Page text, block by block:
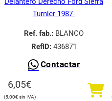
Turnier 1987-
Ref. fab.: BLANCO
RefID:436871
Contactar
6,05€
5,00€